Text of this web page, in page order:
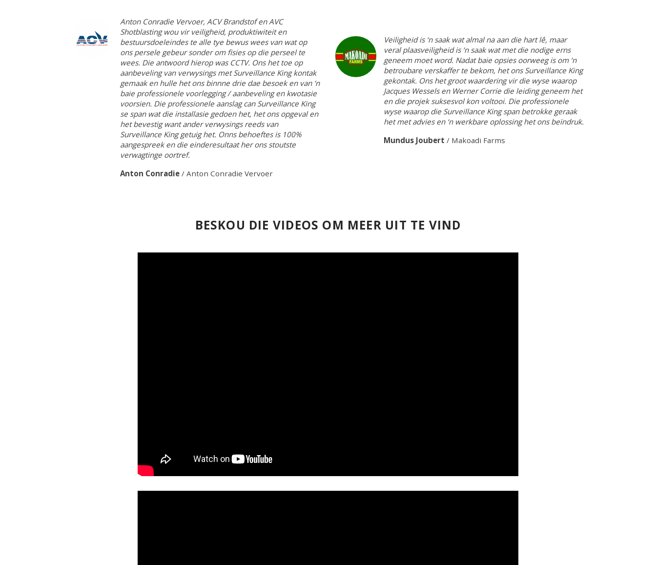
Anton Conradie Vervoer, ACV Brandstof en AVC
Shotblasting wou vir veiligheid, produktiwiteit en
bestuursdoeleindes te alle tye bewus wees van wat op
ons persele gebeur sonder om fisies op die perseel te
wees. Die antwoord hierop was CCTV. Ons het toe op
aanbeveling van verwysings met Surveillance King kontak
gemaak en hulle het ons binnne drie dae besoek en van ‘n
baie professionele voorlegging / aanbeveling en kwotasie
voorsien. Die professionele aanslag can Surveillance King
se span wat die installasie gedoen het, het ons opgeval en
het bevestig want ander verwysings reeds van
Surveillance King getuig het. Onns behoeftes is 100%
aangespreek en die einderesultaat her ons stoutste
verwagtinge oortref.
Anton Conradie /Anton Conradie Vervoer
Veiligheid is ‘n saak wat almal na aan die hart lê, maar
veral plaasveiligheid is ‘n saak wat met die nodige erns
geneem moet word. Nadat baie opsies oorweeg is om ‘n
betroubare verskaffer te bekom, het ons Surveillance King
gekontak. Ons het groot waardering vir die wyse waarop
Jacques Wessels en Werner Corrie die leiding geneem het
en die projek suksesvol kon voltooi. Die professionele
wyse waarop die Surveillance King span betrokke geraak
het met advies en ‘n werkbare oplossing het ons beïndruk.
Mundus Joubert / Makoadi Farms
BESKOU DIE VIDEOS OM MEER UIT TE VIND